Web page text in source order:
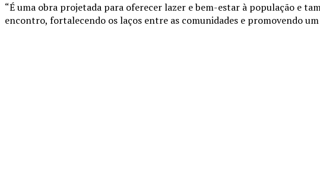
“É uma obra projetada para oferecer lazer e bem-estar à população e
encontro, fortalecendo os laços entre as comunidades e promovendo